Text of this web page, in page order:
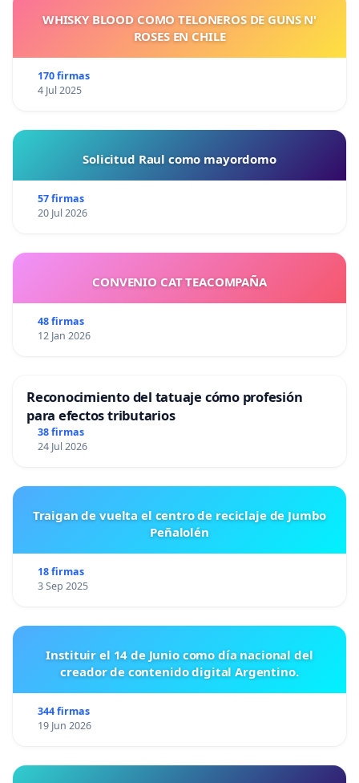
WHISKY BLOOD COMO TELONEROS DE GUNS N'
ROSES EN CHILE
170 firmas
4 Jul 2025
Solicitud Raul como mayordomo
57 firmas
20 Jul 2026
CONVENIO CAT TEACOMPAÑA
48 firmas
12 Jan 2026
Reconocimiento del tatuaje cómo profesión
para efectos tributarios
38 firmas
24 Jul 2026
Traigan de vuelta el centro de reciclaje de Jumbo
Peñalolén
18 firmas
3 Sep 2025
Instituir el 14 de Junio como día nacional del
creador de contenido digital Argentino.
344 firmas
19 Jun 2026